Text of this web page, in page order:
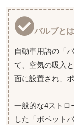
バルブとは
自動車用語の「
て、空気の吸入
面に設置され、
一般的な4ストロ
した「ポペット